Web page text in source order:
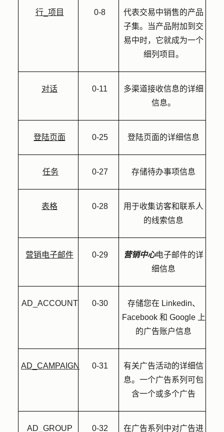
行_项目 0-8
代表交易中销售的产品
子集。当产品附加到交
易中时，它就成为一个
细列项目。
对话 0-11
多渠道接收信息的详细
信息。
登陆页面 0-25 登陆页面的详细信息
任务 0-27 存储待办事项信息
表格 0-28
用于收集访客和联系人
的线索信息
营销电子邮件 0-29 营销中心电子邮件的详
细信息
AD_ACCOUNT 0-30
存储您在 Linkedin、
Facebook 和 Google 上
的广告账户信息
AD_CAMPAIGN 0-31
有关广告活动的详细信
息。一个广告系列可包
含一个或多个广告
AD_GROUP 0-32
在广告系列中对广告进